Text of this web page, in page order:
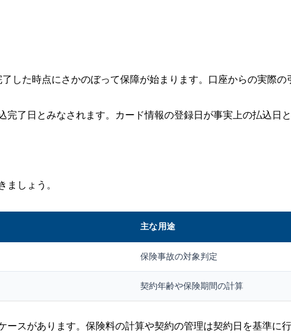
した時点にさかのぼって保障が始まります。口座からの実際
了日とみなされます。カード情報の登録日が事実上の払込日
ましょう。
主な用途
保険事故の対象判定
契約年齢や保険期間の計算
スがあります。保険料の計算や契約の管理は契約日を基準に